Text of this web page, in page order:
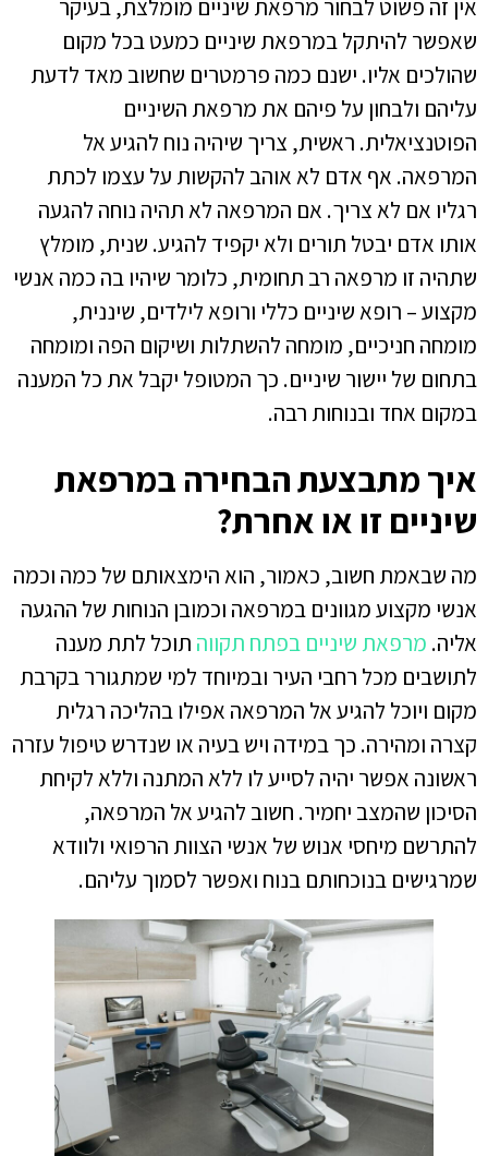
אין זה פשוט לבחור מרפאת שיניים מומלצת, בעיקר
שאפשר להיתקל במרפאת שיניים כמעט בכל מקום
שהולכים אליו. ישנם כמה פרמטרים שחשוב מאד לדעת
עליהם ולבחון על פיהם את מרפאת השיניים
הפוטנציאלית. ראשית, צריך שיהיה נוח להגיע אל
המרפאה. אף אדם לא אוהב להקשות על עצמו לכתת
רגליו אם לא צריך. אם המרפאה לא תהיה נוחה להגעה
אותו אדם יבטל תורים ולא יקפיד להגיע. שנית, מומלץ
שתהיה זו מרפאה רב תחומית, כלומר שיהיו בה כמה אנשי
מקצוע – רופא שיניים כללי ורופא לילדים, שיננית,
מומחה חניכיים, מומחה להשתלות ושיקום הפה ומומחה
בתחום של יישור שיניים. כך המטופל יקבל את כל המענה
במקום אחד ובנוחות רבה.
איך מתבצעת הבחירה במרפאת
שיניים זו או אחרת?
מה שבאמת חשוב, כאמור, הוא הימצאותם של כמה וכמה
אנשי מקצוע מגוונים במרפאה וכמובן הנוחות של ההגעה
אליה. מרפאת שיניים בפתח תקווה תוכל לתת מענה
לתושבים מכל רחבי העיר ובמיוחד למי שמתגורר בקרבת
מקום ויוכל להגיע אל המרפאה אפילו בהליכה רגלית
קצרה ומהירה. כך במידה ויש בעיה או שנדרש טיפול עזרה
ראשונה אפשר יהיה לסייע לו ללא המתנה וללא לקיחת
הסיכון שהמצב יחמיר. חשוב להגיע אל המרפאה,
להתרשם מיחסי אנוש של אנשי הצוות הרפואי ולוודא
שמרגישים בנוכחותם בנוח ואפשר לסמוך עליהם.